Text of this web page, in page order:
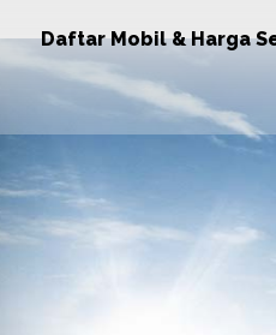
Daftar Mobil & Harga